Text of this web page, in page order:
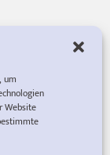
um
Website